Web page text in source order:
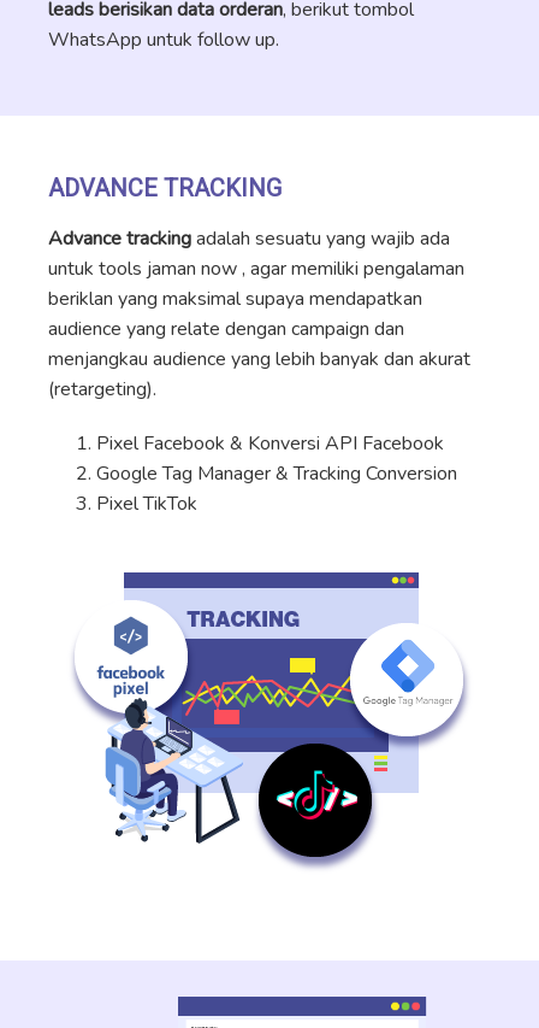
leads berisikan data orderan, berikut tombol
WhatsApp untuk follow up.
ADVANCE TRACKING
Advance trackingadalah sesuatu yang wajib ada
untuk tools jaman now , agar memiliki pengalaman
beriklan yang maksimal supaya mendapatkan
audience yang relate dengan campaign dan
menjangkau audience yang lebih banyak dan akurat
(retargeting).
Pixel Facebook & Konversi API Facebook
Google Tag Manager & Tracking Conversion
Pixel TikTok